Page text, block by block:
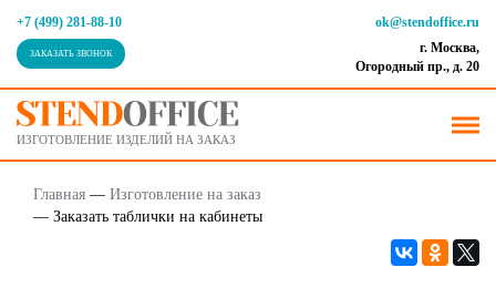
+7 (499) 281-88-10
ЗАКАЗАТЬ ЗВОНОК
ok@stendoffice.ru
г. Москва,
Огородный пр., д. 20
ИЗГОТОВЛЕНИЕ ИЗДЕЛИЙ НА ЗАКАЗ
Главная — Изготовление на заказ
— Заказать таблички на кабинеты